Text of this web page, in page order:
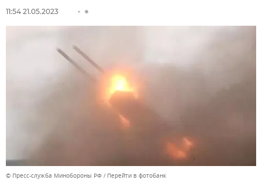
11:54 21.05.2023
© Пресс-служба Минобороны РФ Перейти в фотобанк